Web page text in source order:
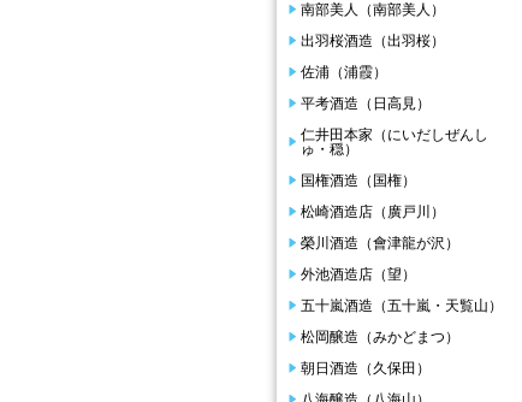
南部美人（南部美人）
出羽桜酒造（出羽桜）
佐浦（浦霞）
平考酒造（日高見）
仁井田本家（にいだしぜんし
ゅ・穏）
国権酒造（国権）
松崎酒造店（廣戸川）
榮川酒造（會津龍が沢）
外池酒造店（望）
五十嵐酒造（五十嵐・天覧山）
松岡醸造（みかどまつ）
朝日酒造（久保田）